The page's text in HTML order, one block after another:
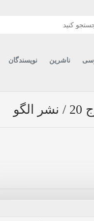
ناشرین نویسندگان